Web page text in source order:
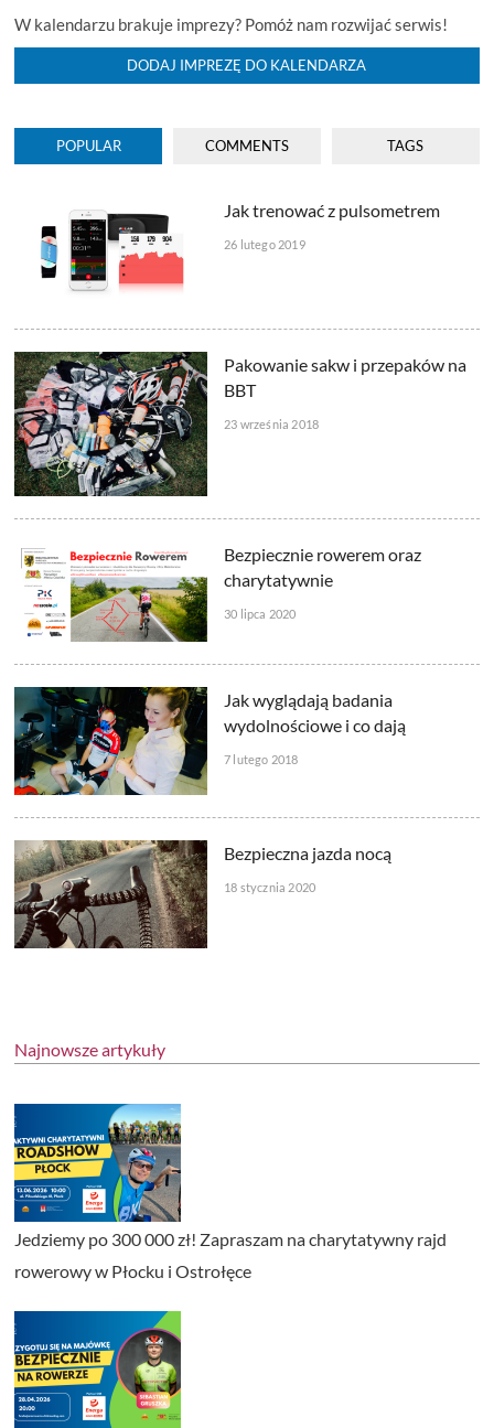
W kalendarzu brakuje imprezy? Pomóż nam rozwijać serwis!
DODAJ IMPREZĘ DO KALENDARZA
POPULAR COMMENTS TAGS
Jak trenować z pulsometrem
26 lutego 2019
Pakowanie sakw i przepaków na
BBT
23 września 2018
Bezpiecznie rowerem oraz
charytatywnie
30 lipca 2020
Jak wyglądają badania
wydolnościowe i co dają
7 lutego 2018
Bezpieczna jazda nocą
18 stycznia 2020
Najnowsze artykuły
Jedziemy po 300 000 zł! Zapraszam na charytatywny rajd
rowerowy w Płocku i Ostrołęce